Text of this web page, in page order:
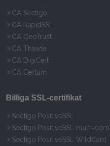
CA Sectigo
CA RapidSSL
CA GeoTrust
CA Thawte
CA DigiCert
CA Certum
Billiga SSL‑certifikat
Sectigo PositiveSSL
Sectigo PositiveSSL
Sectigo PositiveSSL WildCard